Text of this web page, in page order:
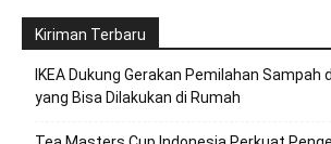
Kiriman Terbaru
IKEA Dukung Gerakan Pemilahan Sampah
yang Bisa Dilakukan di Rumah